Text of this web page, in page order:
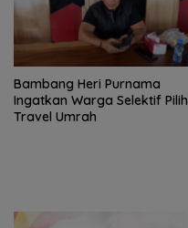
Bambang Heri Purnama
Ingatkan Warga Selektif Pilih
Travel Umrah